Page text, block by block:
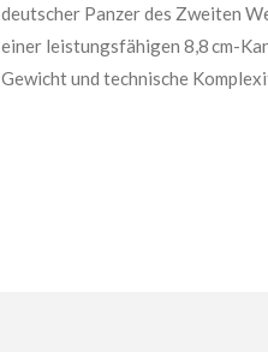
deutscher Panzer des Zweiten
einer leistungsfähigen 8,8 cm-
Gewicht und technische